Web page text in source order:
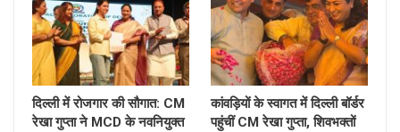
दिल्ली में रोजगार की सौगात: CM
रेखा गुप्ता ने MCD के नवनियुक्त
कांवड़ियों के स्वागत में दिल्ली बॉर्डर
पहुंचीं CM रेखा गुप्ता, शिवभक्तों